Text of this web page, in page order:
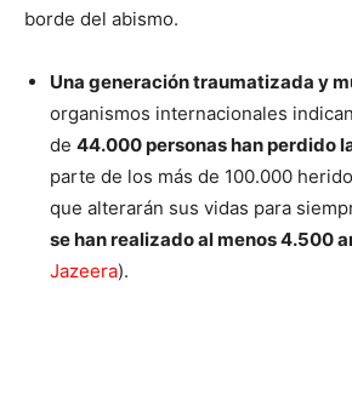
borde del abismo.
Una generación traumatizada y
organismos internacionales
de 44.000 personas han perdido
parte de los más de 100.000
que alterarán sus vidas para
se han realizado al menos 4.500
Jazeera).